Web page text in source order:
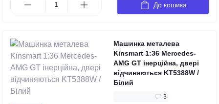
До кошика
Машинка металева
Kinsmart 1:36 Mercedes-
AMG GT інерційна, двері
відчиняються KT5388W /
Білий
3